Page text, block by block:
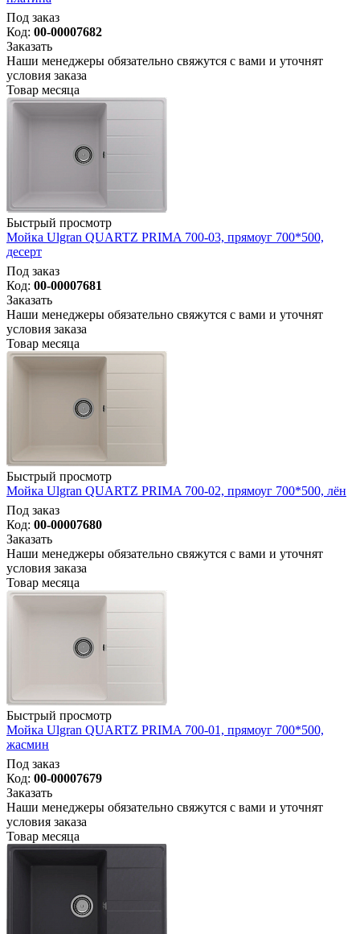
Под заказ
Код: 00-00007682
Заказать
Наши менеджеры обязательно свяжутся с вами и уточнят
условия заказа
Товар месяца
Быстрый просмотр
Мойка Ulgran QUARTZ PRIMA 700-03, прямоуг 700*500,
десерт
Под заказ
Код: 00-00007681
Заказать
Наши менеджеры обязательно свяжутся с вами и уточнят
условия заказа
Товар месяца
Быстрый просмотр
Мойка Ulgran QUARTZ PRIMA 700-02, прямоуг 700*500, лён
Под заказ
Код: 00-00007680
Заказать
Наши менеджеры обязательно свяжутся с вами и уточнят
условия заказа
Товар месяца
Быстрый просмотр
Мойка Ulgran QUARTZ PRIMA 700-01, прямоуг 700*500,
жасмин
Под заказ
Код: 00-00007679
Заказать
Наши менеджеры обязательно свяжутся с вами и уточнят
условия заказа
Товар месяца